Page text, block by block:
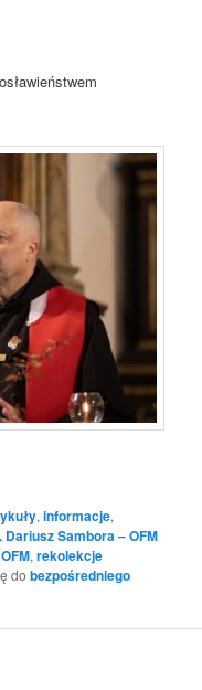
,informacje,
Dariusz Sambora – OFM
OFM,rekolekcje
dobezpośredniego